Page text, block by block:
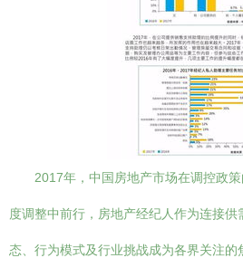
2017年，中国房地产市场在调控政
度调整中前行，房地产经纪人作为连接
态、行为模式及行业挑战成为各界关注